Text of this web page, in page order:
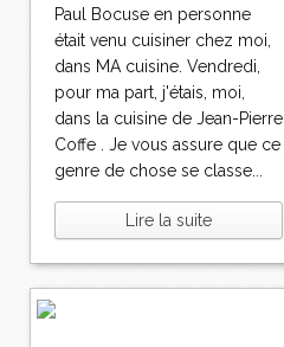
Paul Bocuse en personne
était venu cuisiner chez moi,
dans MA cuisine. Vendredi,
pour ma part, j'étais, moi,
dans la cuisine de Jean-Pierre
Coffe . Je vous assure que ce
genre de chose se classe...
Lire la suite